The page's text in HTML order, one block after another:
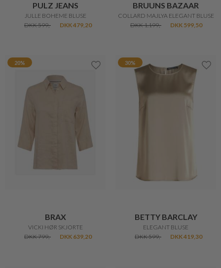
PULZ JEANS
JULLE BOHEME BLUSE
DKK 599,-
DKK 479,20
BRUUNS BAZAAR
COLLARD MAJLYA ELEGANT BLUSE
DKK 1.199,-
DKK 599,50
20%
BRAX
VICKI HØR SKJORTE
DKK 799,-
DKK 639,20
30%
BETTY BARCLAY
ELEGANT BLUSE
DKK 599,-
DKK 419,30